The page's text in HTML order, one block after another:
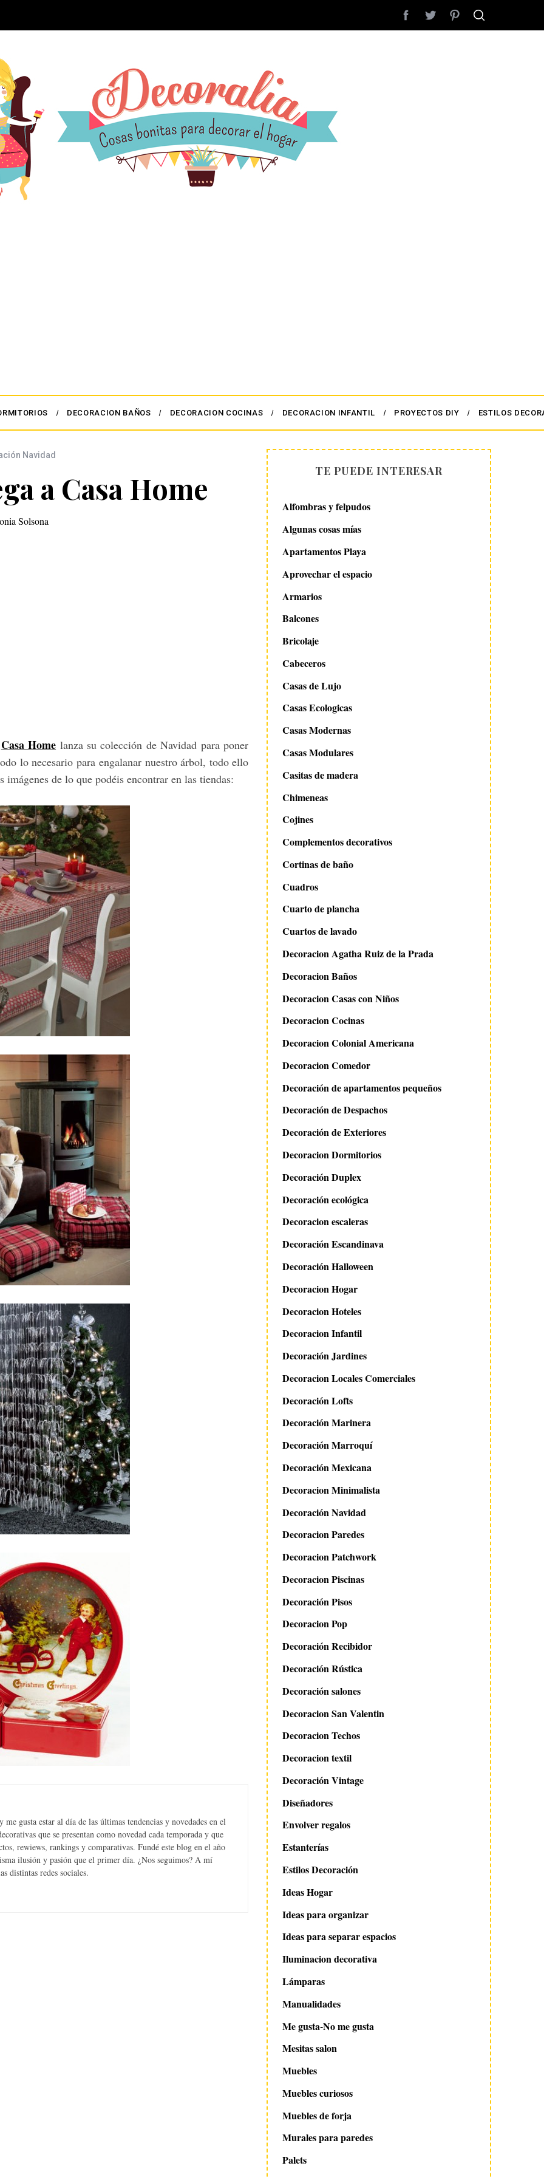
DECORACION BAÑOS DECORACION COCINAS DECORACION INFANTIL PROYECTOS DIY ESTILOS
Navidad
a Casa Home
Solsona
Casa Home lanza su colección de Navidad para poner
lo necesario para engalanar nuestro árbol, todo ello
de lo que podéis encontrar en las tiendas:
gusta estar al día de las últimas tendencias y novedades en el
que se presentan como novedad cada temporada y que
rewiews, rankings y comparativas. Fundé este blog en el año
ilusión y pasión que el primer día. ¿Nos seguimos? A mí
distintas redes sociales.
TE PUEDE INTERESAR
Alfombras y felpudos
Algunas cosas mías
Apartamentos Playa
Aprovechar el espacio
Armarios
Balcones
Bricolaje
Cabeceros
Casas de Lujo
Casas Ecologicas
Casas Modernas
Casas Modulares
Casitas de madera
Chimeneas
Cojines
Complementos decorativos
Cortinas de baño
Cuadros
Cuarto de plancha
Cuartos de lavado
Decoracion Agatha Ruiz de la Prada
Decoracion Baños
Decoracion Casas con Niños
Decoracion Cocinas
Decoracion Colonial Americana
Decoracion Comedor
Decoración de apartamentos pequeños
Decoración de Despachos
Decoración de Exteriores
Decoracion Dormitorios
Decoración Duplex
Decoración ecológica
Decoracion escaleras
Decoración Escandinava
Decoración Halloween
Decoracion Hogar
Decoracion Hoteles
Decoracion Infantil
Decoración Jardines
Decoracion Locales Comerciales
Decoración Lofts
Decoración Marinera
Decoración Marroquí
Decoración Mexicana
Decoracion Minimalista
Decoración Navidad
Decoracion Paredes
Decoracion Patchwork
Decoracion Piscinas
Decoración Pisos
Decoracion Pop
Decoración Recibidor
Decoración Rústica
Decoración salones
Decoracion San Valentin
Decoracion Techos
Decoracion textil
Decoración Vintage
Diseñadores
Envolver regalos
Estanterías
Estilos Decoración
Ideas Hogar
Ideas para organizar
Ideas para separar espacios
Iluminacion decorativa
Lámparas
Manualidades
Me gusta-No me gusta
Mesitas salon
Muebles
Muebles curiosos
Muebles de forja
Murales para paredes
Palets